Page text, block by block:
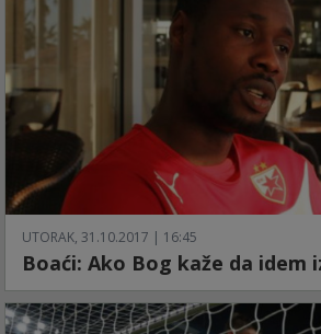
UTORAK, 31.10.2017 | 16:45
Boaći: Ako Bog kaže da idem